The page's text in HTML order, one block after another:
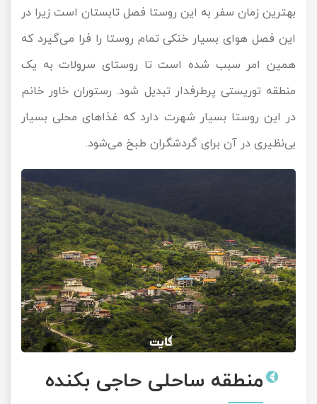
بهترین زمان سفر به این روستا فصل تابستان است زیرا در
این فصل هوای بسیار خنکی تمام روستا را فرا می‌گیرد که
همین امر سبب شده است تا روستای سرولات به یک
منطقه توریستی پرطرفدار تبدیل شود. رستوران خاور خانم
در این روستا بسیار شهرت دارد که غذاهای محلی بسیار
بی‌نظیری در آن برای گردشگران طبخ می‌شود.
منطقه ساحلی حاجی بکنده